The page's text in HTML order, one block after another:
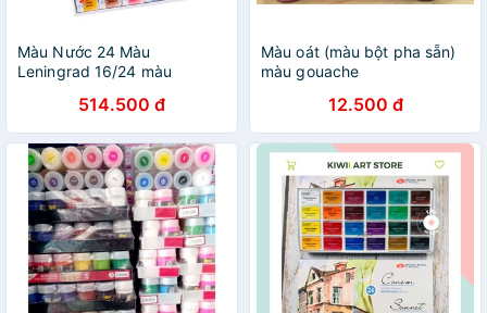
Màu Nước 24 Màu
Leningrad 16/24 màu
514.500 đ
Màu oát (màu bột pha sẵn)
màu gouache
12.500 đ